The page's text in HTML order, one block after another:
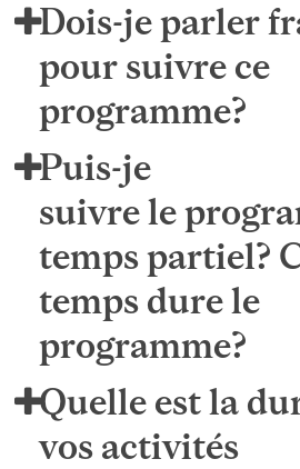
Dois-je parler
pour suivre ce
programme?
Puis-je
suivre le
temps partiel?
temps dure le
programme?
Quelle est la
vos activités